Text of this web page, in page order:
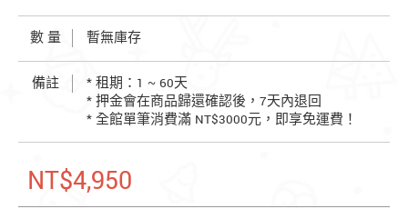
數 量 暫無庫存
備註
* 租期：1 ~ 60天
* 押金會在商品歸還確認後，7天內退回
* 全館單筆消費滿 NT$3000元，即享免運費！
NT$4,950